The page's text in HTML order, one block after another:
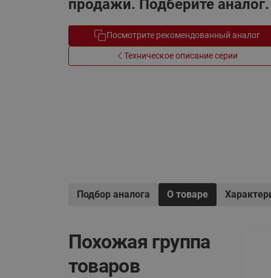
Системы водоснабжения
продажи. Подберите аналог.
Посмотрите рекомендованный аналог
Техническое описание серии
Подбор аналога О товаре
Похожая группа
товаров